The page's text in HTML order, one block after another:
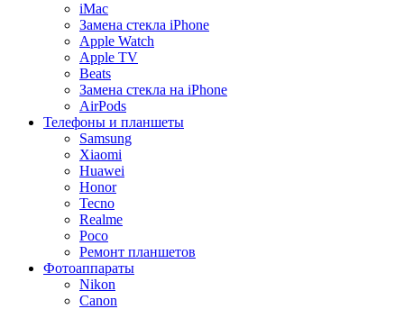
iMac
Замена стекла iPhone
Apple Watch
Apple TV
Beats
Замена стекла на iPhone
AirPods
Телефоны и планшеты
Samsung
Xiaomi
Huawei
Honor
Tecno
Realme
Poco
Ремонт планшетов
Фотоаппараты
Nikon
Canon